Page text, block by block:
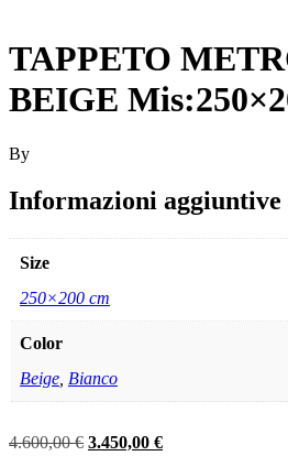
TAPPETO
BEIGE
By
Informazioni aggiuntive
Size
250×200 cm
Color
Beige Bianco
4.600,00€ Il
3.450,00 €Il